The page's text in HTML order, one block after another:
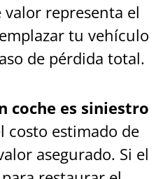
valor representa el
tu vehículo
de pérdida total.
coche es siniestro
costo estimado de
asegurado. Si el